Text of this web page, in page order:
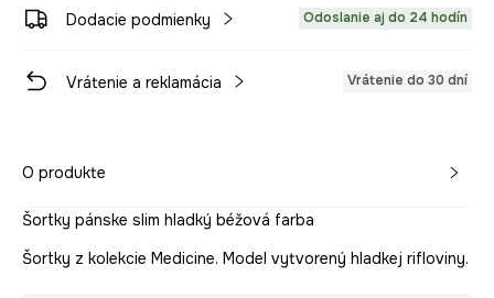
Dodacie podmienky Odoslanie aj do 24 hodín
Vrátenie a reklamácia Vrátenie do 30 dní
O produkte
Šortky pánske slim hladký béžová farba
Šortky z kolekcie Medicine. Model vytvorený hladkej rifloviny.